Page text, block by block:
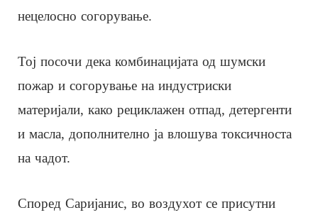
нецелосно согорување.
Тој посочи дека комбинацијата од шумски
пожар и согорување на индустриски
материјали, како рециклажен отпад, детергенти
и масла, дополнително ја влошува токсичноста
на чадот.
Според Саријанис, во воздухот се присутни